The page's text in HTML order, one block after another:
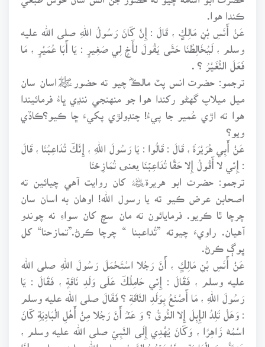
ڪندا هوا.
عَنْ أَنَسِ بْنِ مَالِكٍ ، قَالَ : إِنْ كَانَ رَسُولُ اللهِ صلى الله عليه
وسلم ، لَيُخَالِطُنَا حَتَّى يَقُولَ لأَخٍ لِي صَغِيرٍ : يَا أَبَا عُمَيْرٍ ، مَا
فَعَلَ النُّغَيْرُ ؟ .
ترجمو: حضرت انس پٽ مالڪؓ چيو ته حضورﷺاسان سان
ميل ميلاپ گهڻو رکندا هوا جو منهنجي ننڍي ڀاءُ فرمائيندا
هوا ته اڙي عُمير جا پيءُ! چنڊولڙي پکيءَ ڇا ڪيو؟ڪاڏي
ويو؟
عَنْ أَبِي هُرَيْرَةَ ، قَالَ : قَالُوا : يَا رَسُولَ اللهِ ، إِنَّكَ تُدَاعِبُنَا ، قَالَ
: إِنِّي لا أَقُولُ إِلا حَقًّا تُدَاعِبۡنَا یعنی تُمَازِحۡنَا
ترجمو: حضرت ابو هريرة﷦ کان روايت آهي چيائين ته
اصحابن عرض ڪيو ته يا رسول الله! اوهان به اسان سان
چرچا ٿا ڪريو. فرمايائون ته مان سچ کان سواءِ نه چوندو
آهيان. راويءَ چيوته ”تُداعبنا “ چرچا ڪرڻ.”تمازحنا“ کل
ڀوڳ ڪرڻ.
عَنْ أَنَسِ بْنِ مَالِكٍ ، أَنَّ رَجُلا اسْتَحْمَلَ رَسُولَ اللهِ صلى الله
عليه وسلم ، فَقَالَ : إِنِّي حَامِلُكَ عَلَى وَلَدِ نَاقَةٍ ، فَقَالَ : يَا
رَسُولَ اللهِ ، مَا أَصْنَعُ بِوَلَدِ النَّاقَةِ ؟ فَقَالَ صلى الله عليه وسلم
: وَهَلْ تَلِدُ الإِبِلَ إِلا النُّوقُ ؟ وَ عَنۡہُ أَنَّ رَجُلا مِنْ أَهْلِ الْبَادِيَةِ كَانَ
اسْمُهُ زَاهِرًا ، وَكَانَ يُهْدِي إِلَى النَّبِيِّ صلى الله عليه وسلم ،
هَدِيَّةً مِنَ الْبَادِيَةِ ، فَيُجَهِّزُهُ النَّبِيُّ صلى الله عليه وسلم ، إِذَا